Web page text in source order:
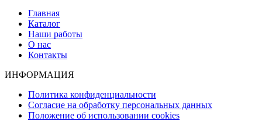
Главная
Каталог
Наши работы
О нас
Контакты
ИНФОРМАЦИЯ
Политика конфиденциальности
Согласие на обработку персональных данных
Положение об использовании cookies